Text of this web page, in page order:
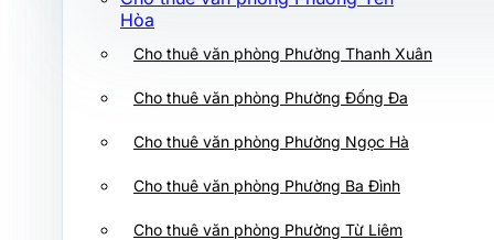
Cho thuê văn phòng Phường Ba Đình
Cho thuê văn phòng Phường Từ Liêm
Cho thuê văn phòng Phường Thanh
Cho thuê văn phòng Phường Đống
Cho thuê văn phòng Phường Ngọc
Cho thuê văn phòng Phường Ba Đình
Hòa
Cho thuê văn phòng Phường Thanh Xuân
Cho thuê văn phòng Phường Đống Đa
Cho thuê văn phòng Phường Ngọc Hà
Cho thuê văn phòng Phường Ba Đình
Cho thuê văn phòng Phường Từ Liêm